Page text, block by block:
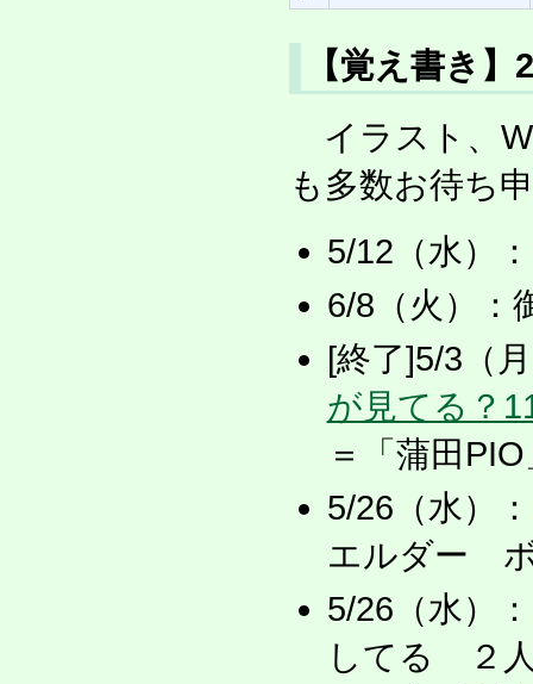
【覚え書き
イラスト、
も多数お待ち
5/12（水）
6/8（火）：
[終了]5/3（
が見てる？
＝「蒲田
5/26（水）
エルダー ボ
5/26（水）
してる ２